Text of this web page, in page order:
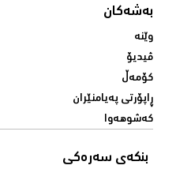
بەشەکان
وێنە
ڤیدیۆ
کۆمەڵ
ڕاپۆرتی پەیامنێران
کەشوهەوا
بنکەی سەرەکی